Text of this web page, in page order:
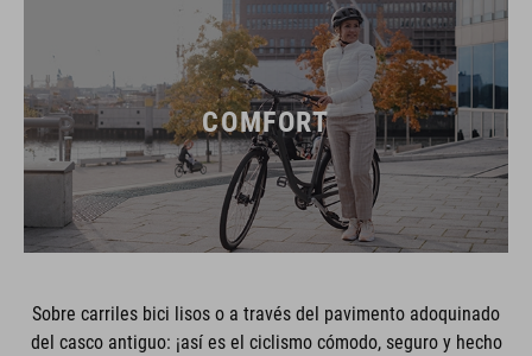
COMFORT
Sobre carriles bici lisos o a través del pavimento adoquinado
del casco antiguo: ¡así es el ciclismo cómodo, seguro y hecho